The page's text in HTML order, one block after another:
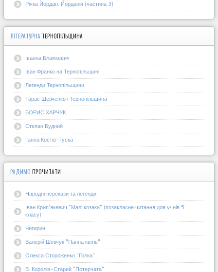
Річка Йордан. Йорданія (частина 3)
ЛІТЕРАТУРНА ТЕРНОПІЛЬЩИНА
Іванна Блажкевич
Іван Франко на Тернопільщині
Легенди Тернопільщини
Тарас Шевченко і Тернопільщина
БОРИС ХАРЧУК
Степан Будний
Ганна Костів-Гуска
РАДИМО ПРОЧИТАТИ
Народні перекази та легенди
Іван Крип'якевич "Малі козаки" (позакласне читання для учнів 5
класу)
Чигирин
Валерій Шевчук "Панна квітів"
Олекса Стороженко "Голка"
В. Королів-Старий "Потерчата"